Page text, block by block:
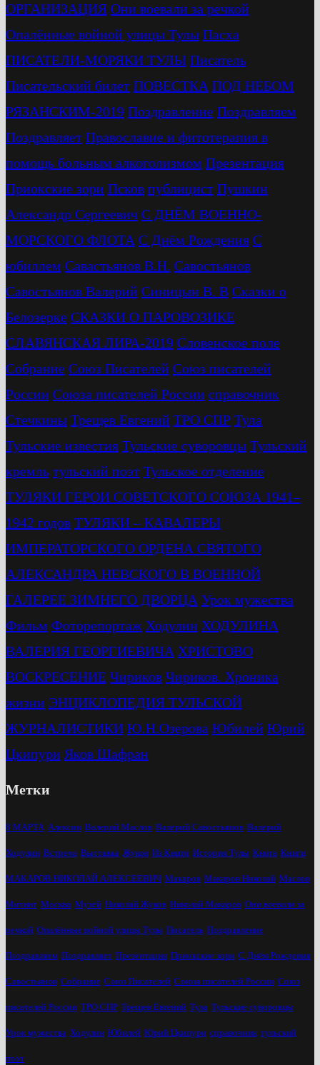
ОРГАНИЗАЦИЯ Они воевали за речкой
Опалённые войной улицы Тулы Пасха
ПИСАТЕЛИ-МОРЯКИ ТУЛЫ Писатель
Писательский билет ПОВЕСТКА ПОД НЕБОМ
РЯЗАНСКИМ-2019 Поздравление Поздравляем
Поздравляет Православие и фитотерапия в
помощь больным алкоголизмом Презентация
Приокские зори Псков публицист Пушкин
Александр Сергеевич С ДНЁМ ВОЕННО-
МОРСКОГО ФЛОТА С Днём Рождения С
юбиллем Савастьянов В.Н. Савостьянов
Савостьянов Валерий Синицын В. В Сказки о
Белозерке СКАЗКИ О ПАРОВОЗИКЕ
СЛАВЯНСКАЯ ЛИРА-2019 Словенское поле
Собрание Союз Писателей Союз писателей
России Союза писателей России справочник
Стечкины Трещев Евгений ТРО СПР Тула
Тульские известия Тульские суворовцы Тульский
кремль тульский поэт Тульское отделение
ТУЛЯКИ ГЕРОИ СОВЕТСКОГО СОЮЗА 1941–
1942 годов ТУЛЯКИ – КАВАЛЕРЫ
ИМПЕРАТОРСКОГО ОРДЕНА СВЯТОГО
АЛЕКСАНДРА НЕВСКОГО В ВОЕННОЙ
ГАЛЕРЕЕ ЗИМНЕГО ДВОРЦА Урок мужества
Фильм Фоторепортаж Ходулин ХОДУЛИНА
ВАЛЕРИЯ ГЕОРГИЕВИЧА ХРИСТОВО
ВОСКРЕСЕНИЕ Чириков Чириков. Хроника
жизни ЭНЦИКЛОПЕДИЯ ТУЛЬСКОЙ
ЖУРНАЛИСТИКИ Ю.Н.Озерова Юбилей Юрий
Цкипури Яков Шафран
Метки
8 МАРТА Алексин Валерий Маслов Валерий Савостьянов Валерий
Ходулин Встреча Выставка Жуков Из Книги История Тулы Книга Книги
МАКАРОВ НИКОЛАЙ АЛЕКСЕЕВИЧ Макаров Макаров Николай Маслов
Митинг Москва Музей Николай Жуков Николай Макаров Они воевали за
речкой Опалённые войной улицы Тулы Писатель Поздравление
Поздравляем Поздравляет Презентация Приокские зори С Днём Рождения
Савостьянов Собрание Союз Писателей Союза писателей России Союз
писателей России ТРО СПР Трещев Евгений Тула Тульские суворовцы
Урок мужества Ходулин Юбилей Юрий Цкипури справочник тульский
поэт